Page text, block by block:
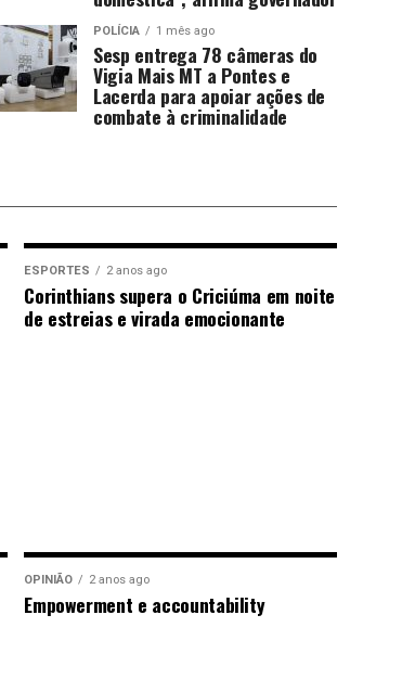
POLÍCIA 1 mês ago
Sesp entrega 78 câmeras do
Vigia Mais MT a Pontes e
Lacerda para apoiar ações de
combate à criminalidade
ESPORTES 2 anos ago
Corinthians supera o Criciúma em noite
de estreias e virada emocionante
OPINIÃO 2 anos ago
Empowerment e accountability